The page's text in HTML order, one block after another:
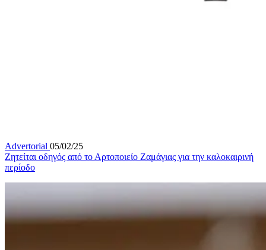
Advertorial 05/02/25
Ζητείται οδηγός από το Αρτοποιείο Ζαμάγιας για την καλοκαιρινή
περίοδο